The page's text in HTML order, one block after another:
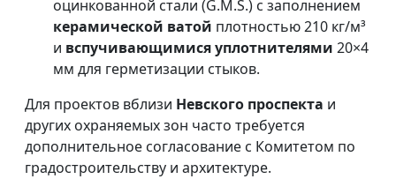
оцинкованной стали (G.M.S.) с заполнением
керамической ватой плотностью 210 кг/м³
и вспучивающимися уплотнителями 20×4
мм для герметизации стыков.
Для проектов вблизи Невского проспекта и
других охраняемых зон часто требуется
дополнительное согласование с Комитетом по
градостроительству и архитектуре.